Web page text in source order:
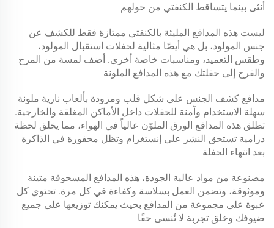
أنثى بينما يتساقط الكنفتي من حولهم
ليست هذه المدافع المليئة بالكنفتي ممتازة فقط للكشف عن
جنس المولود، بل هي أيضًا مثالية لحفلات استقبال المولود،
وطقس التعميد، ومناسبات خاصة أخرى. أضف لمسة من المرح
والفرح إلى حفلتك مع هذه المدافع الملونة
مدافع كشف الجنس على شكل قلب ومزودة بألعاب نارية ملونة
سهلة الاستخدام وآمنة للحفلات داخل الأماكن المغلقة والخارجية.
تطلق هذه المدافع الورق الملوّن عالياً في الهواء، مما يخلق لحظة
درامية تستحق النشر على إنستغرام وتظل محفورة في الذاكرة
بعد انتهاء الحفلة
مصنوعة من مواد عالية الجودة، هذه المدافع المسحوقة متينة
وموثوقة، وتضمن العمل بسلاسة وكفاءة في كل مرة. تحتوي كل
عبوة على مجموعة من المدافع بحيث يمكنك توزيعها على جميع
ضيوفك وخلق تجربة لا تُنسى حقًا